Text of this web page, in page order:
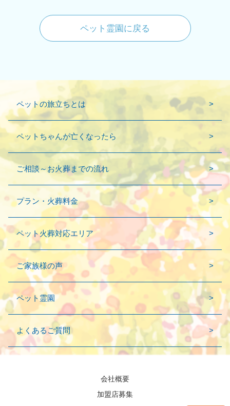
ペット霊園に戻る
ペットの旅立ちとは
ペットちゃんが亡くなったら
ご相談～お火葬までの流れ
プラン・火葬料金
ペット火葬対応エリア
ご家族様の声
ペット霊園
よくあるご質問
会社概要
加盟店募集